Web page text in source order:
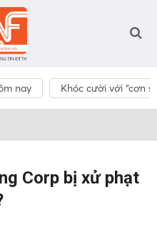
nay Khóc cười với “cơn
Corp bị xử phạt